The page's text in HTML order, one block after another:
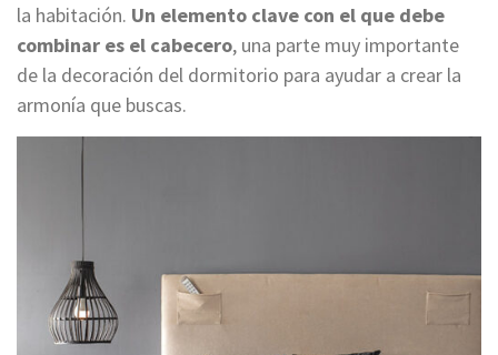
la habitación. Un elemento clave con el que debe
combinar es el cabecero, una parte muy importante
de la decoración del dormitorio para ayudar a crear la
armonía que buscas.